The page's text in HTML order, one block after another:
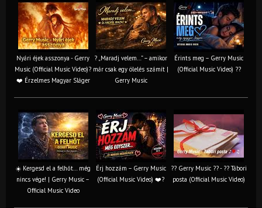
Nyári éjek asszonya - Gerry
Music (Official Music Video)?
❤️ Érzelmes Magyar Sláger
? „Maradj velem…” – amikor
már csak egy ölelés számít |
Gerry Music
Érints meg – Gerry Music
(Official Music Video) ??
☀️ Kergesd el a felhőt… még
nincs vége! | Gerry Music –
Official Music Video
Érj hozzám – Gerry Music
(Official Music Video) ❤️?
?? Gerry Music ?? - ?? Tábori
posta (Official Music Video)